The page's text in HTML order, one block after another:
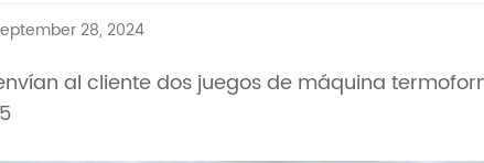
28, 2024
al cliente dos juegos de máquina